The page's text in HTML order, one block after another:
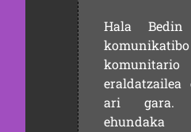
Hala Bedin
eraldatzailea
ari gara.